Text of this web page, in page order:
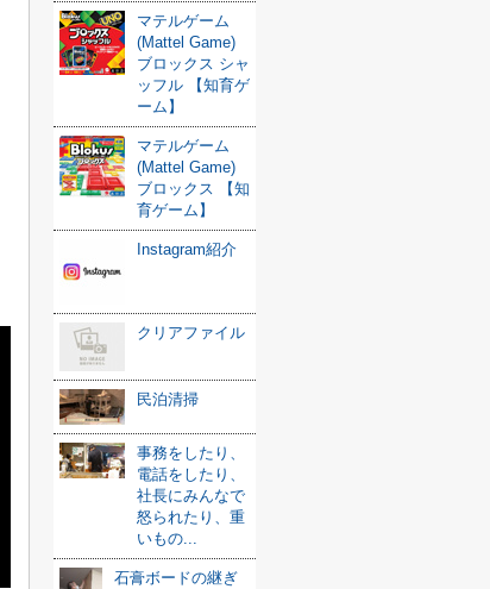
マテルゲーム
(Mattel Game)
ブロックス シャ
ッフル 【知育ゲ
ーム】
マテルゲーム
(Mattel Game)
ブロックス 【知
育ゲーム】
Instagram紹介
クリアファイル
民泊清掃
事務をしたり、
電話をしたり、
社長にみんなで
怒られたり、重
いもの...
石膏ボードの継ぎ